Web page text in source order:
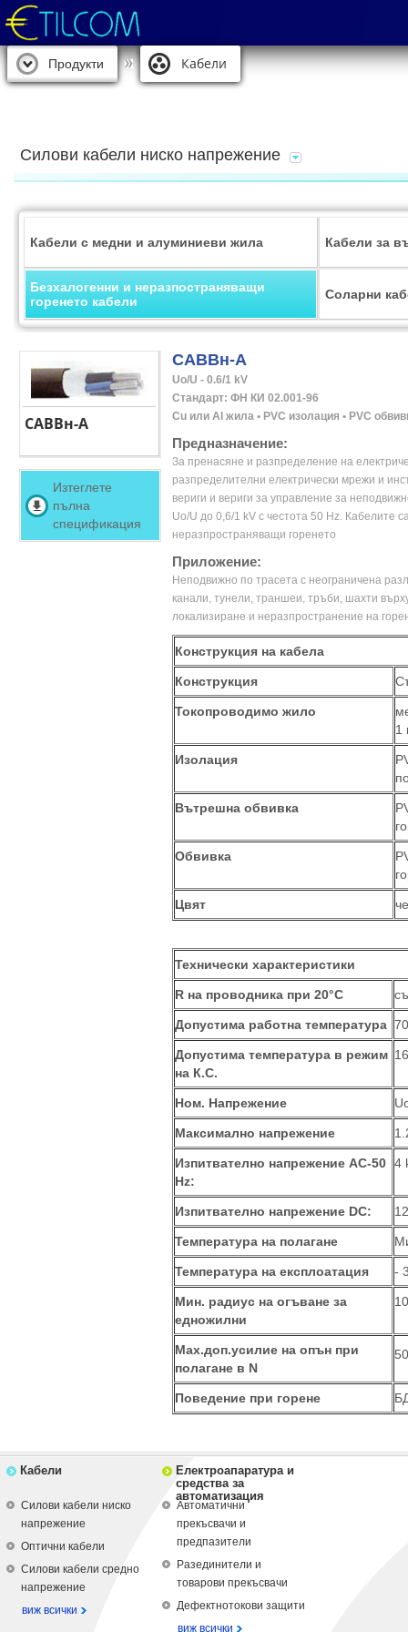
Продукти Кабели
Силови кабели ниско напрежение
Кабели с медни и алуминиеви жила Кабели за
Безхалогенни и неразпостраняващи
горенето кабели
Соларни
САВВн-А
Изтеглете
пълна
спецификация
САВВн-А
Uo/U - 0.6/1 kV
Стандарт: ФН КИ 02.001-96
Cu или Al жила • PVC изолация • PVC
Предназначение:
За пренасяне и разпределение на
разпределителни електрически мрежи и
вериги и вериги за управление за
Uo/U до 0,6/1 kV с честота 50 Hz. Кабелите
неразпространяващи горенето
Приложение:
Неподвижно по трасета с неограничена
канали, тунели, траншеи, тръби, шахти
локализиране и неразпространение на
Конструкция на кабела
Конструкция
Токопроводимо жило
1
Изолация
Вътрешна обвивка
Обвивка
Цвят
Технически характеристики
R на проводника при 20°C
Допустима работна температура
Допустима температура в режим
на К.С.
Ном. Напрежение
Максимално напрежение
Изпитвателно напрежение АС-50
Hz:
4
Изпитвателно напрежение DC:
Температура на полагане
Температура на експлоатация -
Мин. радиус на огъване за
едножилни
Мах.доп.усилие на опън при
полагане в N
Поведение при горене
Кабели
Силови кабели ниско
напрежение
Оптични кабели
Силови кабели средно
напрежение
виж всички
Електроапаратура и
средства за
автоматизация
Автоматични
прекъсвачи и
предпазители
Разединители и
товарови прекъсвачи
Дефектнотокови защити
виж всички